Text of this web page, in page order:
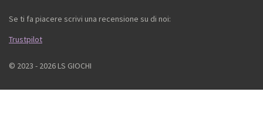
Se ti fa piacere scrivi una recensione su di noi:
Trustpilot
© 2023 - 2026 LS GIOCHI